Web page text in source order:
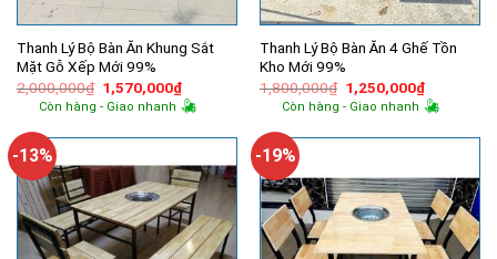
Thanh Lý Bộ Bàn Ăn Khung Sắt
Mặt Gỗ Xếp Mới 99%
2,000,000₫ Giá
gốc
là:
1,570,000₫Giá
hiện
tại
1,570,000₫.
Còn hàng - Giao nhanh
Thanh Lý Bộ Bàn Ăn 4 Ghế Tồn
Kho Mới 99%
1,800,000₫ Giá
gốc
là:
1,250,000₫Giá
hiện
tại
Còn hàng - Giao nhanh
-13% -19%